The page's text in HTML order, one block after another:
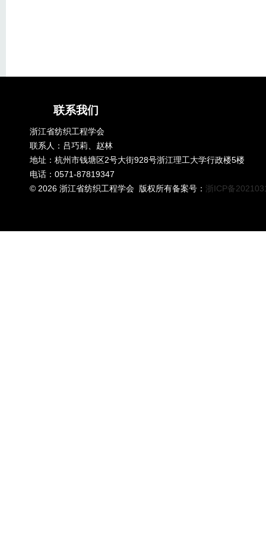
联系我们
浙江省纺织工程学会
联系人：吕巧莉、赵林
地址：杭州市钱塘区2号大街928号浙江理工大学行政楼5楼
电话：0571-87819347
© 2026 浙江省纺织工程学会 版权所有备案号： 浙ICP备